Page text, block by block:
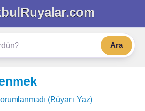
Ara
(Rüyanı Yaz)